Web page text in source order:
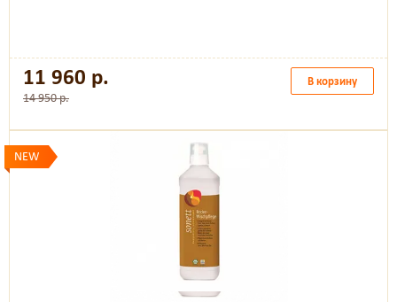
11 960 р.
14 950 р.
В корзину
NEW